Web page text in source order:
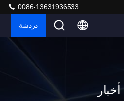
0086-13631936533
دردشة
أخبار